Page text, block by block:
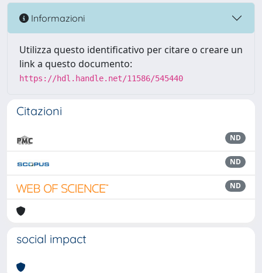
Informazioni
Utilizza questo identificativo per citare o creare un
link a questo documento:
https://hdl.handle.net/11586/545440
Citazioni
ND
ND
ND
social impact